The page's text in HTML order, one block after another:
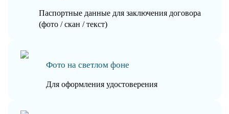
Паспортные данные для заключения договора
(фото / скан / текст)
Фото на светлом фоне
Для оформления удостоверения